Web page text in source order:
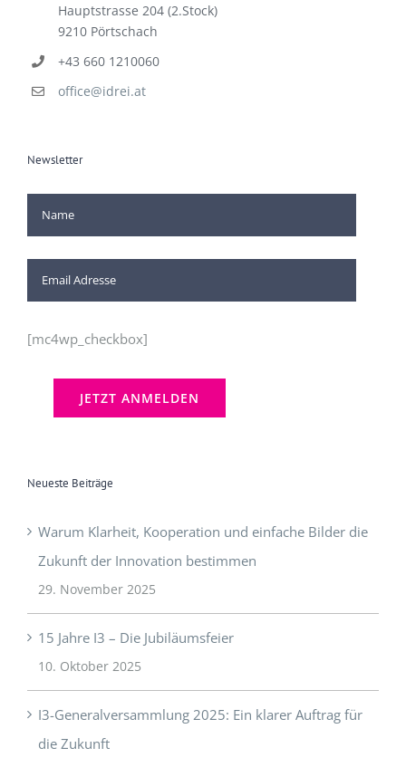
Hauptstrasse 204 (2.Stock)
9210 Pörtschach
+43 660 1210060
office@idrei.at
Newsletter
[mc4wp_checkbox]
Neueste Beiträge
Warum Klarheit, Kooperation und einfache Bilder die
Zukunft der Innovation bestimmen
29. November 2025
15 Jahre I3 – Die Jubiläumsfeier
10. Oktober 2025
I3-Generalversammlung 2025: Ein klarer Auftrag für
die Zukunft